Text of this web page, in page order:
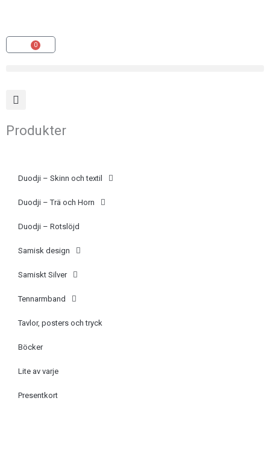
innehåll
0
Varukorg
Produkter
Duodji – Skinn och textil
Duodji – Trä och Horn
Duodji – Rotslöjd
Samisk design
Samiskt Silver
Tennarmband
Tavlor, posters och tryck
Böcker
Lite av varje
Presentkort